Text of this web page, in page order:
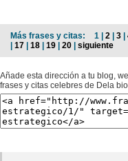
Más frases y citas: 1 | 2 | 3 |
| 17 | 18 | 19 | 20 | siguiente
Añade esta dirección a tu blog,
frases y citas celebres de Dela